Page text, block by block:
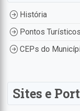
História
Pontos Turísticos
CEPs do
Sites e